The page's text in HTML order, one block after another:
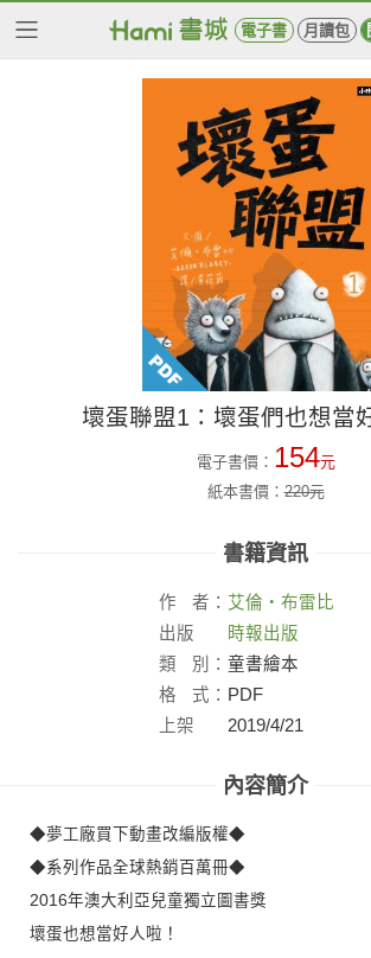
電子書 月讀包
壞蛋聯盟1：壞蛋們也想當
電子書價： 154元
紙本書價：220元
書籍資訊
作 者： 艾倫‧布雷比
出版
社：
時報出版
類
別： 童書繪本
格
式： PDF
上架
2019/4/21
內容簡介
◆夢工廠買下動畫改編版權◆
◆系列作品全球熱銷百萬冊◆
2016年澳大利亞兒童獨立圖書獎
壞蛋也想當好人啦！